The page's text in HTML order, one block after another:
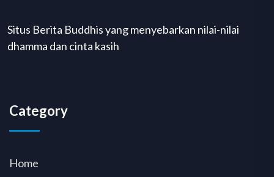
Situs Berita Buddhis yang menyebarkan nilai-nilai
dhamma dan cinta kasih
Category
Home